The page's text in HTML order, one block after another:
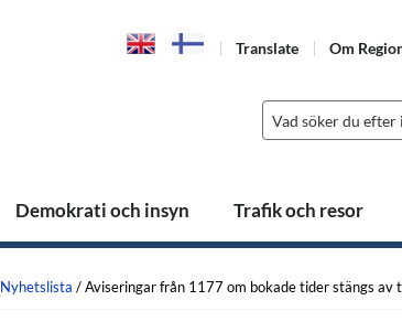
Translate Om
Demokrati och insyn Trafik och resor
Nyhetslista /Aviseringar från 1177 om bokade tider stängs av